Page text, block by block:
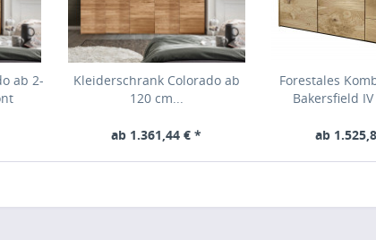
ab 2-
Kleiderschrank Colorado ab
120 cm...
ab 1.361,44 € *
Forestales
Bakersfield
ab